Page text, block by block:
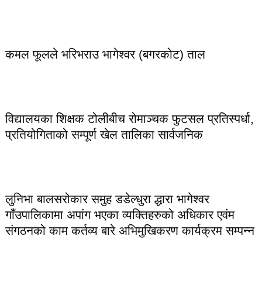
कमल फूलले भरिभराउ भागेश्वर (बगरकोट) ताल
विद्यालयका शिक्षक टोलीबीच रोमाञ्चक फुटसल प्रतिस्पर्धा,
प्रतियोगिताको सम्पूर्ण खेल तालिका सार्वजनिक
लुनिभा बालसरोकार समुह डडेल्धुरा द्धारा भागेश्वर
गाँउपालिकामा अपांग भएका व्यक्तिहरुको अधिकार एवंम
संगठनको काम कर्तव्य बारे अभिमुखिकरण कार्यक्रम सम्पन्न